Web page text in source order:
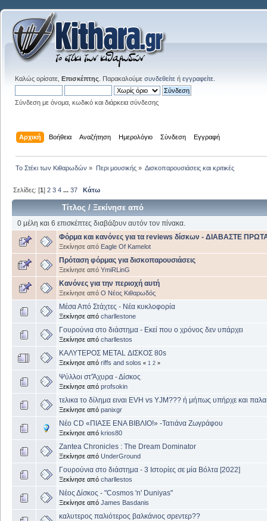
Καλώς ορίσατε, Επισκέπτης . Παρακαλούμε συνδεθείτε ή εγγραφείτε
Σύνδεση με όνομα, κωδικό και διάρκεια σύνδεσης
Αρχική Βοήθεια Αναζήτηση Ημερολόγιο Σύνδεση Εγγραφή
Το Στέκι των Κιθαρωδών » Περι μουσικής» Δισκοπαρουσιάσεις και κριτικές
Σελίδες: [1]2 3 4 ...37 Κάτω
Τίτλος /Ξεκίνησε από
0 μέλη και 6 επισκέπτες διαβάζουν αυτόν τον πίνακα.
Φόρμα και κανόνες για τα reviews δίσκων - ΔΙΑΒΑΣΤΕ
Ξεκίνησε από Eagle Of Kamelot
Πρόταση φόρμας για δισκοπαρουσιάσεις
Ξεκίνησε από YmiRLinG
Κανόνες για την περιοχή αυτή
Ξεκίνησε από Ο Νέος Κιθαρωδός
Μέσα Από Στάχτες - Νέα κυκλοφορία
Ξεκίνησε από charllestone
Γουρούνια στο διάστημα - Εκεί που ο χρόνος δεν υπάρχει
Ξεκίνησε από charllestos
ΚΑΛΥΤΕΡΟΣ METAL ΔΙΣΚΟΣ 80s
Ξεκίνησε από riffs and solos « 1 2 »
Ψύλλοι στ'Άχυρα - Δίσκος
Ξεκίνησε από profsokin
τελικα το δίλημα ειναι EVH vs YJM??? ή μήπως υπήρχε και
Ξεκίνησε από panixgr
Νέο CD «ΠΙΑΣΕ ΕΝΑ ΒΙΒΛΙΟ!» -Τατιάνα Ζωγράφου
Ξεκίνησε από krios80
Zantea Chronicles : The Dream Dominator
Ξεκίνησε από UnderGround
Γουρούνια στο διάστημα - 3 Ιστορίες σε μία Βόλτα [2022]
Ξεκίνησε από charllestos
Νέος Δίσκος - "Cosmos 'n' Duniyas"
Ξεκίνησε από James Basdanis
καλυτερος παλιότερος βαλκάνιος σρεντερ??